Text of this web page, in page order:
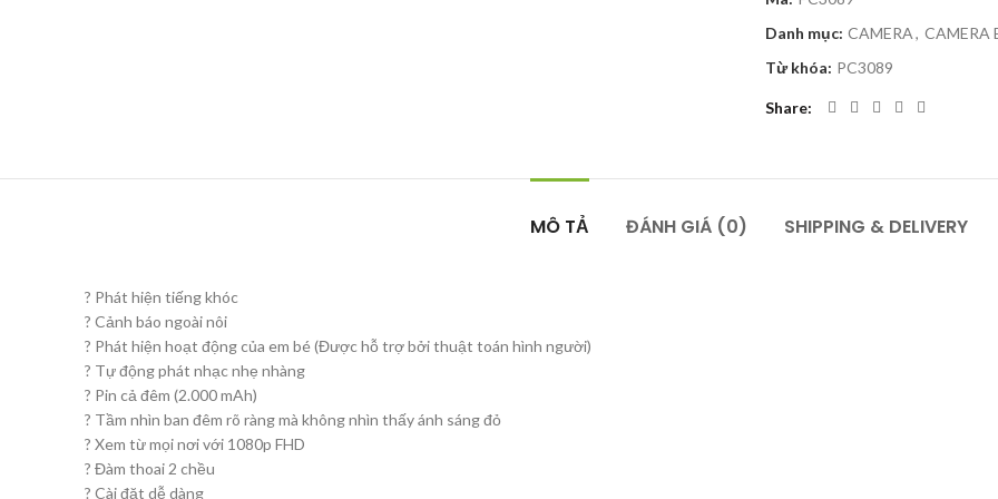
Danh mục: CAMERA, CAMERA
Từ khóa: PC3089
Share
MÔ TẢ ĐÁNH GIÁ (0) SHIPPING & DELIVERY
? Phát hiện tiếng khóc
? Cảnh báo ngoài nôi
? Phát hiện hoạt động của em bé (Được hỗ trợ bởi thuật toán hình người)
? Tự động phát nhạc nhẹ nhàng
? Pin cả đêm (2.000 mAh)
? Tầm nhìn ban đêm rõ ràng mà không nhìn thấy ánh sáng đỏ
? Xem từ mọi nơi với 1080p FHD
? Đàm thoai 2 chều
? Cài đặt dễ dàng